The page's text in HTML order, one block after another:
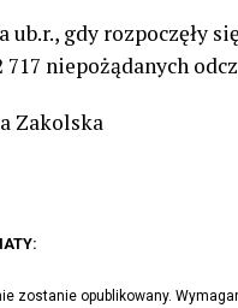
ub.r., gdy rozpoczęły
717 niepożądanych
Zakolska
zostanie opublikowany.